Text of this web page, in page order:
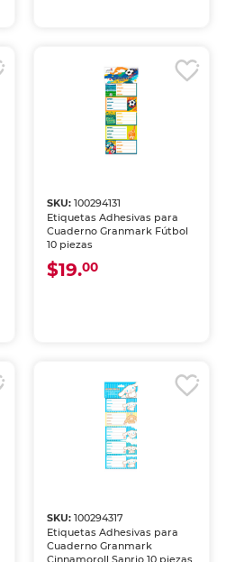
SKU: 100294131
Etiquetas Adhesivas para
Cuaderno Granmark Fútbol
10 piezas
$19.00
SKU: 100294317
Etiquetas Adhesivas para
Cuaderno Granmark
Cinnamoroll Sanrio 10 piezas